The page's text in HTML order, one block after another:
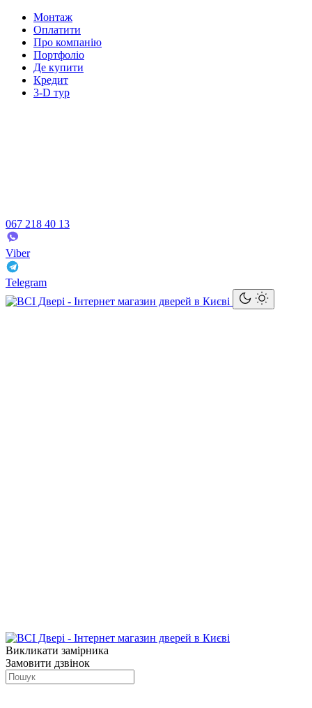
Монтаж
Оплатити
Про компанію
Портфоліо
Де купити
Кредит
3-D тур
067 218 40 13
Viber
Telegram
Викликати замірника
Замовити дзвінок